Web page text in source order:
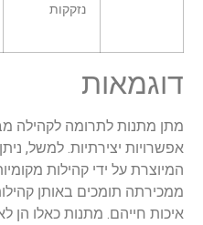
נזקקות
דוגמאות
מתן מתנות לתרומה לקהילה
אפשרויות יצירתיות. למשל,
המיוצרת על ידי קהילות
ממכירתה תומכים באותן
איכות חייהם. מתנות כאלו הן